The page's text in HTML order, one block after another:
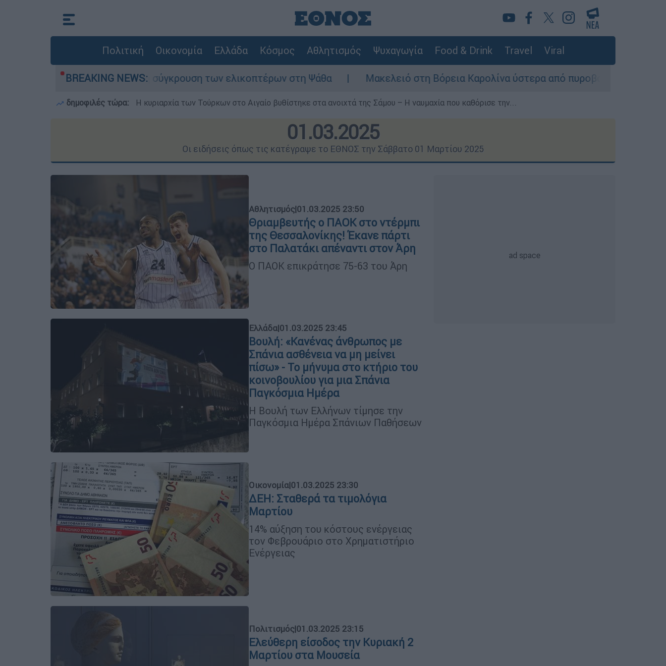
Πολιτική Οικονομία Ελλάδα Κόσμος Αθλητισμός Ψυχαγωγία Food & Drink Travel Viral
BREAKING NEWS:
από τη σύγκρουση των ελικοπτέρων στη Ψάθα Μακελειό στη Βόρεια Καρολίνα ύστερα από πυροβολισμούς: Νεκροί και
δημοφιλές τώρα: Η κυριαρχία των Τούρκων στο Αιγαίο βυθίστηκε στα ανοιχτά της Σάμου – Η ναυμαχία που καθόρισε την...
01.03.2025
Οι ειδήσεις όπως τις κατέγραψε το ΕΘΝΟΣ την Σάββατο 01 Μαρτίου 2025
Αθλητισμός|01.03.2025 23:50
Θριαμβευτής ο ΠΑΟΚ στο ντέρμπι
της Θεσσαλονίκης! Έκανε πάρτι
στο Παλατάκι απέναντι στον Άρη
Ο ΠΑΟΚ επικράτησε 75-63 του Άρη
Ελλάδα|01.03.2025 23:45
Βουλή: «Κανένας άνθρωπος με
Σπάνια ασθένεια να μη μείνει
πίσω» - Το μήνυμα στο κτήριο του
κοινοβουλίου για μια Σπάνια
Παγκόσμια Ημέρα
Η Βουλή των Ελλήνων τίμησε την
Παγκόσμια Ημέρα Σπάνιων Παθήσεων
Οικονομία|01.03.2025 23:30
ΔΕΗ: Σταθερά τα τιμολόγια
Μαρτίου
14% αύξηση του κόστους ενέργειας
τον Φεβρουάριο στο Χρηματιστήριο
Ενέργειας
Πολιτισμός|01.03.2025 23:15
Ελεύθερη είσοδος την Κυριακή 2
Μαρτίου στα Μουσεία